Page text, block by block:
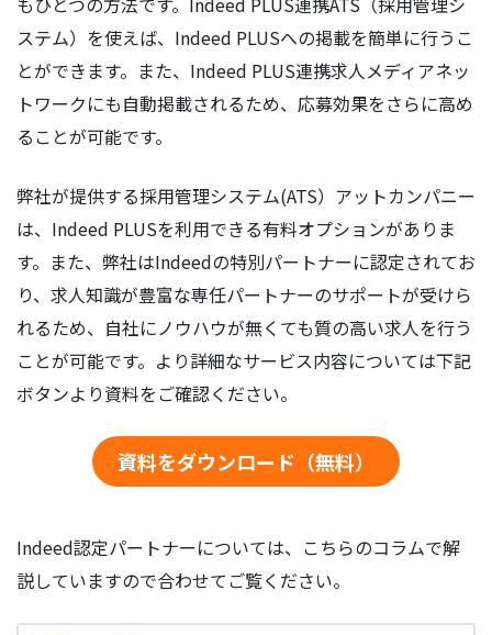
ステム）を使えば、Indeed PLUSへの掲載を簡単に行うこ
とができます。また、Indeed PLUS連携求人メディアネッ
トワークにも自動掲載されるため、応募効果をさらに高め
ることが可能です。
弊社が提供する採用管理システム(ATS）アットカンパニー
は、Indeed PLUSを利用できる有料オプションがありま
す。また、弊社はIndeedの特別パートナーに認定されてお
り、求人知識が豊富な専任パートナーのサポートが受けら
れるため、自社にノウハウが無くても質の高い求人を行う
ことが可能です。より詳細なサービス内容については下記
ボタンより資料をご確認ください。
資料をダウンロード（無料）
Indeed認定パートナーについては、こちらのコラムで解
説していますので合わせてご覧ください。